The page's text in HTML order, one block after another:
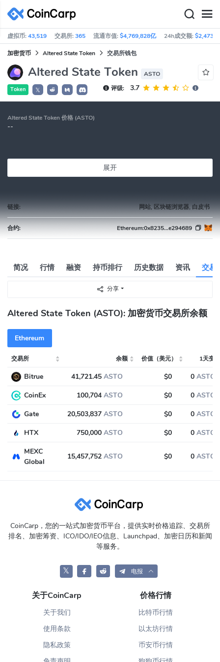
虚拟币:43,519 交易所:365 流通市值:$4,769,828亿 24h成交额:$2,473亿
加密货币 Altered State Token 交易所钱包
Altered State Token ASTO
Token 𝕏 评级: 3.7
Altered State Token 价格 (ASTO)
--
展开
链接: 网站, 区块链浏览器, 白皮书
合约: Ethereum:0x8235...e294689
简况 行情 融资 持币排行 历史数据 资讯 交易
分享
Altered State Token (ASTO): 加密货币交易所余额
Ethereum
交易所 余额 价值（美元） 1天变动
Bitrue 41,721.45 ASTO $0 0 ASTO
CoinEx
100,704 ASTO $0 0 ASTO
Gate
20,503,837 ASTO $0 0 ASTO
HTX
750,000 ASTO $0 0 ASTO
MEXC
Global
15,457,752 ASTO $0 0 ASTO
CoinCarp，您的一站式加密货币平台，提供实时价格追踪、交易所
排名、加密筹资、ICO/IDO/IEO信息、Launchpad、加密日历和新闻
等服务。
𝕏 电报
关于CoinCarp
关于我们
使用条款
隐私政策
价格行情
比特币行情
以太坊行情
币安币行情